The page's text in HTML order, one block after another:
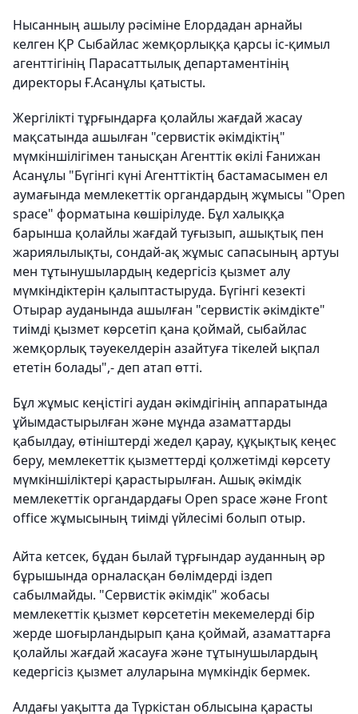
Нысанның ашылу рәсіміне Елордадан арнайы
келген ҚР Сыбайлас жемқорлыққа қарсы іс-қимыл
агенттігінің Парасаттылық департаментінің
директоры Ғ.Асанұлы қатысты.
Жергілікті тұрғындарға қолайлы жағдай жасау
мақсатында ашылған "сервистік әкімдіктің"
мүмкіншілігімен танысқан Агенттік өкілі Ғанижан
Асанұлы "Бүгінгі күні Агенттіктің бастамасымен ел
аумағында мемлекеттік органдардың жұмысы "Open
space" форматына көшірілуде. Бұл халыққа
барынша қолайлы жағдай туғызып, ашықтық пен
жариялылықты, сондай-ақ жұмыс сапасының артуы
мен тұтынушылардың кедергісіз қызмет алу
мүмкіндіктерін қалыптастыруда. Бүгінгі кезекті
Отырар ауданында ашылған "сервистік әкімдікте"
тиімді қызмет көрсетіп қана қоймай, сыбайлас
жемқорлық тәуекелдерін азайтуға тікелей ықпал
ететін болады",- деп атап өтті.
Бұл жұмыс кеңістігі аудан әкімдігінің аппаратында
ұйымдастырылған және мұнда азаматтарды
қабылдау, өтініштерді жедел қарау, құқықтық кеңес
беру, мемлекеттік қызметтерді қолжетімді көрсету
мүмкіншіліктері қарастырылған. Ашық әкімдік
мемлекеттік органдардағы Open space және Front
office жұмысының тиімді үйлесімі болып отыр.
Айта кетсек, бұдан былай тұрғындар ауданның әр
бұрышында орналасқан бөлімдерді іздеп
сабылмайды. "Сервистік әкімдік" жобасы
мемлекеттік қызмет көрсететін мекемелерді бір
жерде шоғырландырып қана қоймай, азаматтарға
қолайлы жағдай жасауға және тұтынушылардың
кедергісіз қызмет алуларына мүмкіндік бермек.
Алдағы уақытта да Түркістан облысына қарасты